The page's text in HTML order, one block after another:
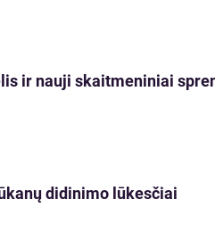
ir nauji skaitmeniniai
didinimo lūkesčiai